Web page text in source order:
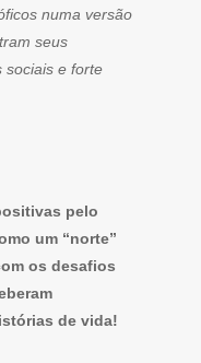
numa versão
seus
sociais e forte
pelo
um “norte”
os desafios
de vida!